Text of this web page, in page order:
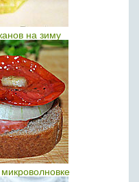
на зиму